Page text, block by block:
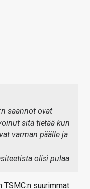
saannot ovat
sitä tietää kun
varman päälle ja
olisi pulaa
TSMC:n suurimmat